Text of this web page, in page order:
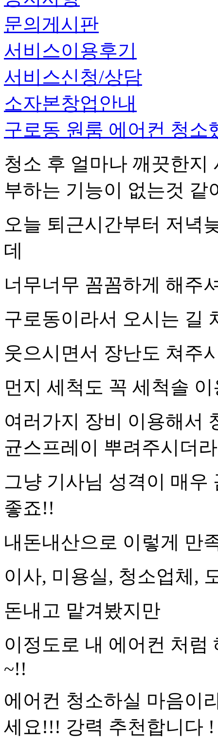
문의게시판
서비스이용후기
서비스신청/상담
소자본창업안내
구로동 원룸 에어컨 청소
청소 후 얼마나 깨끗한지
부하는 기능이 없는것 같
오늘 퇴근시간부터 저녁
데
너무너무 꼼꼼하게 해주
구로동이라서 오시는 길
웃으시면서 장난도 쳐주
먼지 세척도 꼭 세척솔
여러가지 장비 이용해서
균스프레이 뿌려주시더
그냥 기사님 성격이 매우
좋죠!!
내돈내산으로 이렇게 만
이사, 미용실, 청소업체,
돈내고 맡겨봤지만
이정도로 내 에어컨 처럼
~!!
에어컨 청소하실 마음이
세요!!! 강력 추천합니다 !